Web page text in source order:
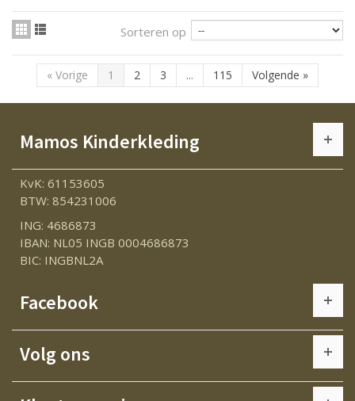
Sorteren op
« Vorige 1 2 3 ... 115 Volgende »
Mamos Kinderkleding
KvK: 61153605
BTW: 854231006
ING: 4686873
IBAN: NL05 INGB 0004686873
BIC: INGBNL2A
Facebook
Volg ons